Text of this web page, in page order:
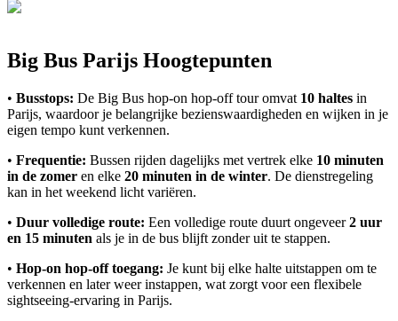
Big Bus Parijs Hoogtepunten
• Busstops: De Big Bus hop-on hop-off tour omvat 10 haltes in
Parijs, waardoor je belangrijke bezienswaardigheden en wijken in je
eigen tempo kunt verkennen.
• Frequentie: Bussen rijden dagelijks met vertrek elke 10 minuten
in de zomer en elke 20 minuten in de winter. De dienstregeling
kan in het weekend licht variëren.
• Duur volledige route: Een volledige route duurt ongeveer2 uur
en 15 minuten als je in de bus blijft zonder uit te stappen.
• Hop-on hop-off toegang: Je kunt bij elke halte uitstappen om te
verkennen en later weer instappen, wat zorgt voor een flexibele
sightseeing-ervaring in Parijs.